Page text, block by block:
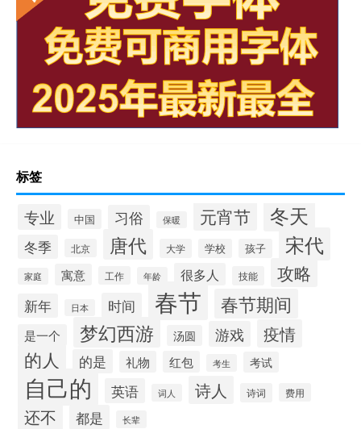
标签
专业 中国 习俗 保暖 元宵节 冬天
冬季 北京 唐代 大学 学校 孩子 宋代
家庭 寓意 工作 年龄 很多人 技能 攻略
新年 日本 时间 春节 春节期间
是一个 梦幻西游 汤圆 游戏 疫情
的人 的是 礼物 红包 考生 考试
自己的 英语 词人 诗人 诗词 费用
还不 都是 长辈